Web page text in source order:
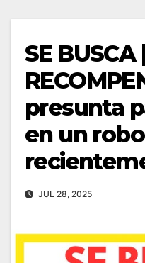
SE BUSCA
presunta
en un
JUL 28, 2025